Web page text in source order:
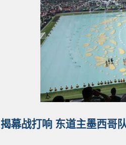
揭幕战打响 东道主墨西哥